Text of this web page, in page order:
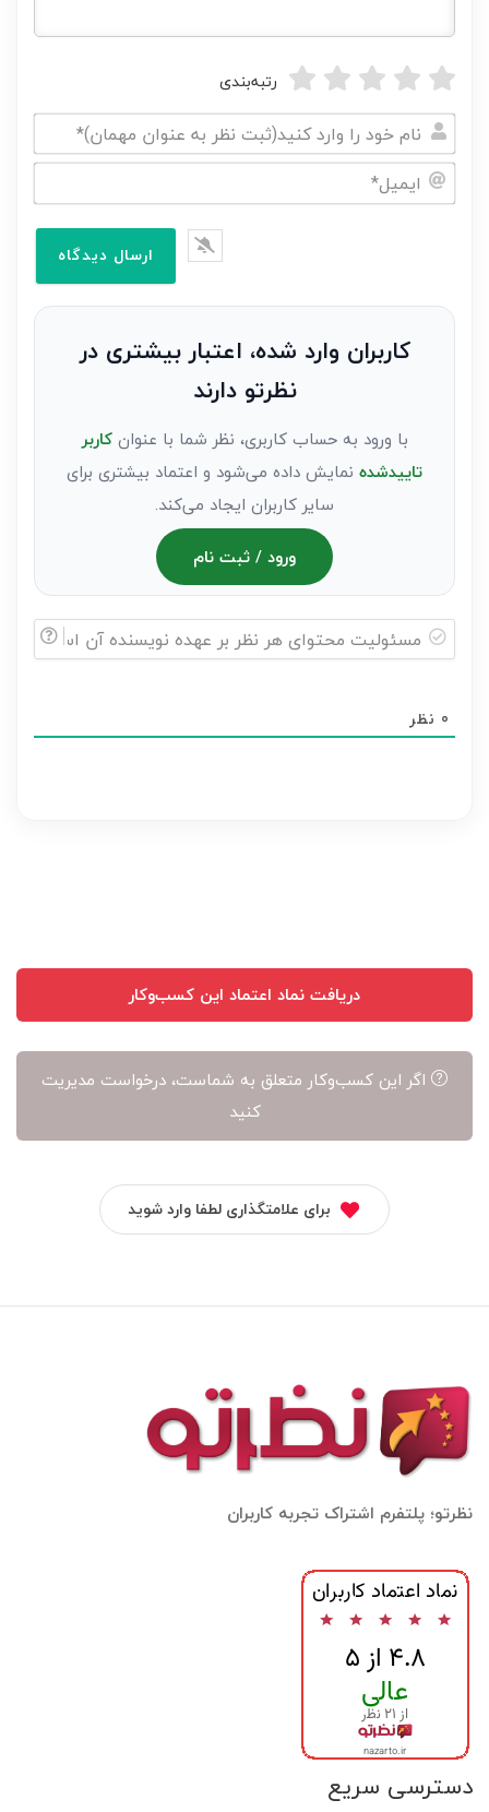
رتبه‌بندی
نام
خود
نظر
کاربران وارد شده، اعتبار بیشتری در
نظرتو دارند
با ورود به حساب کاربری، نظر شما با عنوانکاربر
تاییدشده نمایش داده می‌شود و اعتماد بیشتری برای
سایر کاربران ایجاد می‌کند.
ورود / ثبت نام
هر
0 نظر
دریافت نماد اعتماد این کسب‌وکار
اگر این کسب‌وکار متعلق به شماست، درخواست مدیریت
کنید
برای علامتگذاری لطفا وارد شوید
نظرتو؛ پلتفرم اشتراک تجربه کاربران
دسترسی سریع